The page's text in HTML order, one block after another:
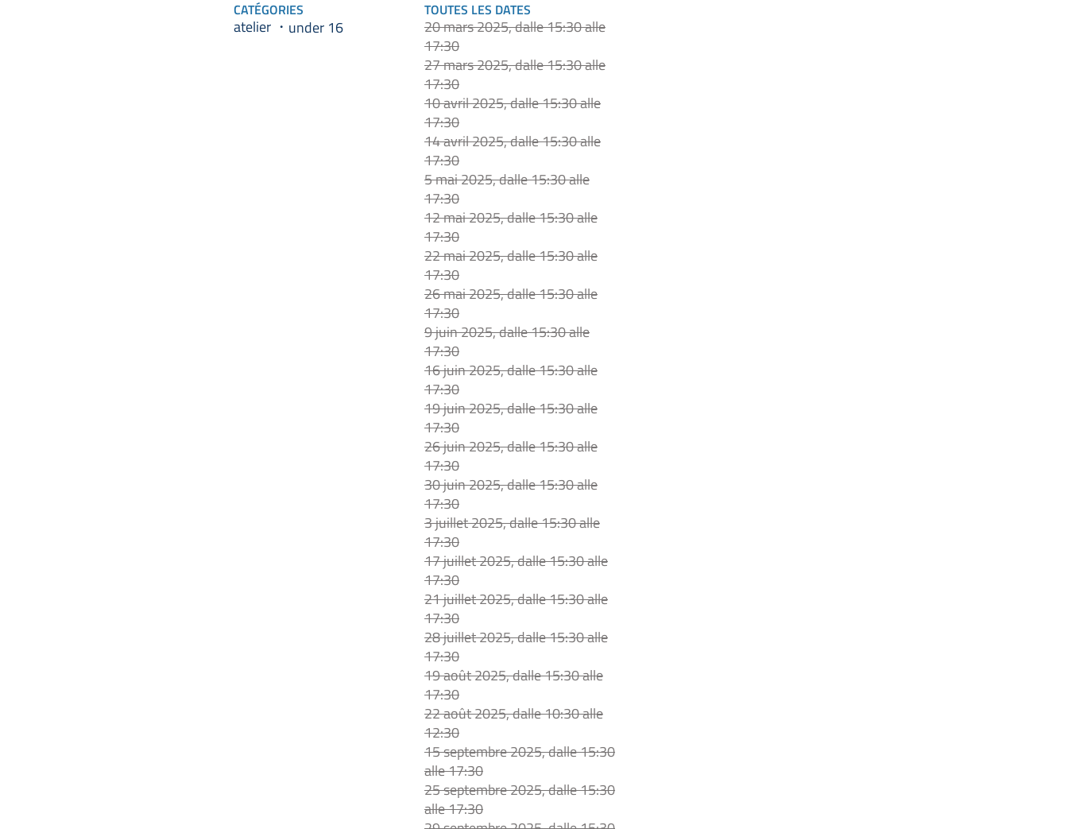
CATÉGORIES
atelier under 16
TOUTES LES DATES
20 mars 2025, dalle 15:30 alle
17:30
27 mars 2025, dalle 15:30 alle
17:30
10 avril 2025, dalle 15:30 alle
17:30
14 avril 2025, dalle 15:30 alle
17:30
5 mai 2025, dalle 15:30 alle
17:30
12 mai 2025, dalle 15:30 alle
17:30
22 mai 2025, dalle 15:30 alle
17:30
26 mai 2025, dalle 15:30 alle
17:30
9 juin 2025, dalle 15:30 alle
17:30
16 juin 2025, dalle 15:30 alle
17:30
19 juin 2025, dalle 15:30 alle
17:30
26 juin 2025, dalle 15:30 alle
17:30
30 juin 2025, dalle 15:30 alle
17:30
3 juillet 2025, dalle 15:30 alle
17:30
17 juillet 2025, dalle 15:30 alle
17:30
21 juillet 2025, dalle 15:30 alle
17:30
28 juillet 2025, dalle 15:30 alle
17:30
19 août 2025, dalle 15:30 alle
17:30
22 août 2025, dalle 10:30 alle
12:30
15 septembre 2025, dalle 15:30
alle 17:30
25 septembre 2025, dalle 15:30
alle 17:30